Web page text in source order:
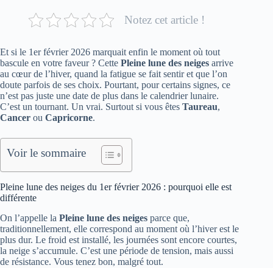
Notez cet article !
Et si le 1er février 2026 marquait enfin le moment où tout
bascule en votre faveur ? Cette Pleine lune des neiges arrive
au cœur de l’hiver, quand la fatigue se fait sentir et que l’on
doute parfois de ses choix. Pourtant, pour certains signes, ce
n’est pas juste une date de plus dans le calendrier lunaire.
C’est un tournant. Un vrai. Surtout si vous êtes Taureau,
Cancer ou Capricorne.
Voir le sommaire
Pleine lune des neiges du 1er février 2026 : pourquoi elle est
différente
On l’appelle la Pleine lune des neiges parce que,
traditionnellement, elle correspond au moment où l’hiver est le
plus dur. Le froid est installé, les journées sont encore courtes,
la neige s’accumule. C’est une période de tension, mais aussi
de résistance. Vous tenez bon, malgré tout.